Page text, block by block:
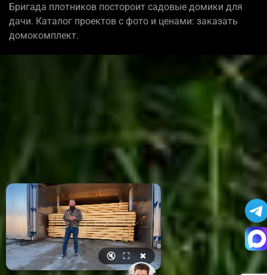
Бригада плотников постороит садовые домики для
дачи. Каталог проектов с фото и ценами: заказать
домокомплект.
🔇 ⛶ ✖